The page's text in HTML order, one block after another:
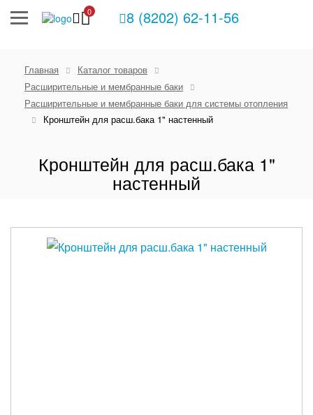
0 8 (8202) 62-11-56
Главная
Каталог товаров
Расширительные и мембранные баки
Расширительные и мембранные баки для системы отопления
Кронштейн для расш.бака 1" настенный
Кронштейн для расш.бака 1"
настенный